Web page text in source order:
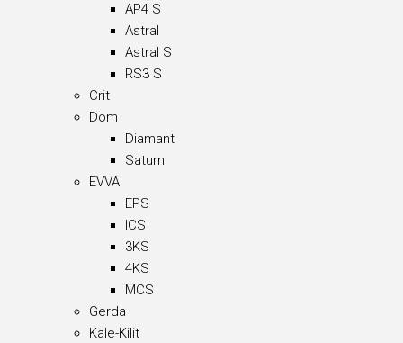
AP4 S
Astral
Astral S
RS3 S
Crit
Dom
Diamant
Saturn
EVVA
EPS
ICS
3KS
4KS
MCS
Gerda
Kale-Kilit